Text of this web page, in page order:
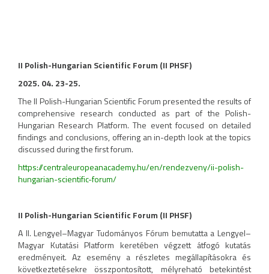
II Polish-Hungarian Scientific Forum (II PHSF)
2025. 04. 23-25.
The II Polish-Hungarian Scientific Forum presented the results of
comprehensive research conducted as part of the Polish-
Hungarian Research Platform. The event focused on detailed
findings and conclusions, offering an in-depth look at the topics
discussed during the first forum.
https://centraleuropeanacademy.hu/en/rendezveny/ii-polish-
hungarian-scientific-forum/
II Polish-Hungarian Scientific Forum (II PHSF)
A II. Lengyel–Magyar Tudományos Fórum bemutatta a Lengyel–
Magyar Kutatási Platform keretében végzett átfogó kutatás
eredményeit. Az esemény a részletes megállapításokra és
következtetésekre összpontosított, mélyreható betekintést